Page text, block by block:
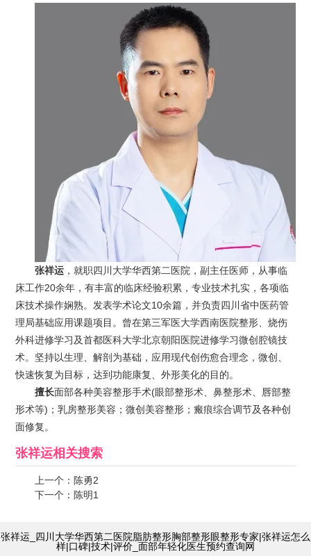
张祥运 ，就职四川大学华西第二医院，副主任医师，从事临
床工作20余年，有丰富的临床经验积累，专业技术扎实，各项临
床技术操作娴熟。发表学术论文10余篇，并负责四川省中医药管
理局基础应用课题项目。曾在第三军医大学西南医院整形、烧伤
外科进修学习及首都医科大学北京朝阳医院进修学习微创腔镜技
术。坚持以生理、解剖为基础，应用现代创伤愈合理念，微创、
快速恢复为目标，达到功能康复、外形美化的目的。
擅长面部各种美容整形手术(眼部整形术、鼻整形术、唇部整
形术等)；乳房整形美容；微创美容整形；瘢痕综合调节及各种创
面修复。
张祥运相关搜索
上一个： 陈勇2
下一个： 陈明1
张祥运_四川大学华西第二医院脂肪整形胸部整形眼整形专家|张祥运怎么
样|口碑|技术|评价_面部年轻化医生预约查询网